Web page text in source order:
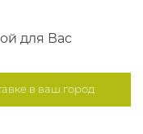
для Вас
в ваш город